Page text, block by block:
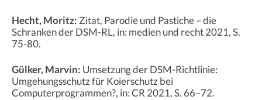
Hecht, Moritz:Zitat, Parodie und Pastiche – die
Schranken der DSM-RL, in: medien und recht 2021, S.
75-80.
Gülker, Marvin: Umsetzung der DSM-Richtlinie:
Umgehungsschutz für Koierschutz bei
Computerprogrammen?, in: CR 2021, S. 66–72.